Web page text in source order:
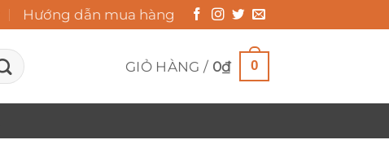
Hướng dẫn mua hàng
GIỎ HÀNG / 0₫ 0